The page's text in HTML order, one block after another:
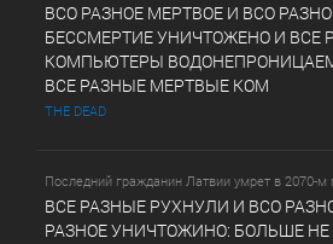
ВСО РАЗНОЕ МЕРТВОЕ И ВСО
БЕССМЕРТИЕ УНИЧТОЖЕНО И ВСЕ
КОМПЬЮТЕРЫ
ВСЕ РАЗНЫЕ МЕРТВЫЕ КОМ
THE DEAD
Последний гражданин Латвии умрет в 2070-м
ВСЕ РАЗНЫЕ РУХНУЛИ И ВСО
РАЗНОЕ УНИЧТОЖИНО: БОЛЬШЕ